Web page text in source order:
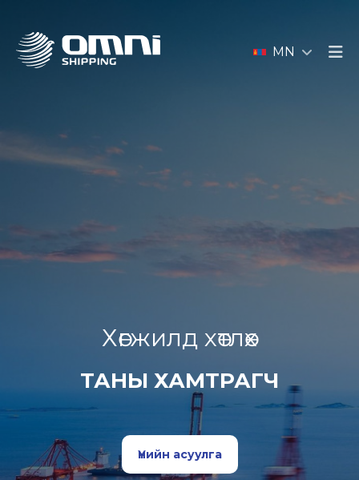
MN
Хөгжилд хөтлөх
ТАНЫ ХАМТРАГЧ
Үнийн асуулга